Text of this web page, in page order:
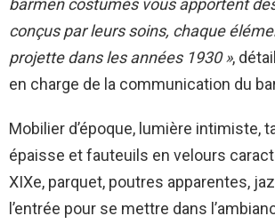
conçus par leurs soins, chaque
projette dans les années 1930 »,
en charge de la communication du
Mobilier d’époque, lumière intimiste,
épaisse et fauteuils en velours
XIXe, parquet, poutres apparentes,
l’entrée pour se mettre dans